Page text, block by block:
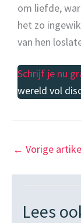
om liefde,
het zo
van hen
Schrijf je nu
wereld vol
← Vorige
Lees